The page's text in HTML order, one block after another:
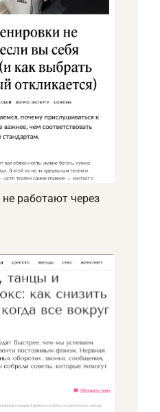
работают через